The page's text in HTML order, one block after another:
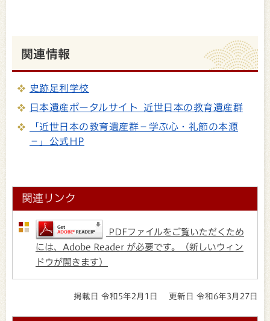
関連情報
史跡足利学校
日本遺産ポータルサイト 近世日本の教育遺産群
「近世日本の教育遺産群－学ぶ心・礼節の本源
－」公式HP
関連リンク
PDFファイルをご覧いただくため
には、Adobe Reader が必要です。（新しいウィン
ドウが開きます）
掲載日 令和5年2月1日 更新日 令和6年3月27日